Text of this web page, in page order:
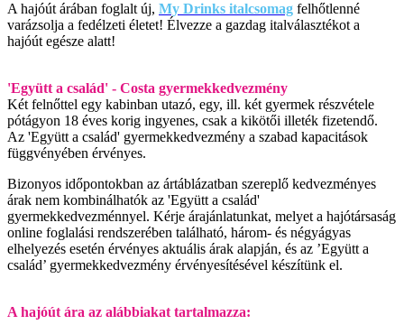
A hajóút árában foglalt új, My Drinks italcsomag felhőtlenné
varázsolja a fedélzeti életet! Élvezze a gazdag italválasztékot a
hajóút egésze alatt!
'Együtt a család' - Costa gyermekkedvezmény
Két felnőttel egy kabinban utazó, egy, ill. két gyermek részvétele
pótágyon 18 éves korig ingyenes, csak a kikötői illeték fizetendő.
Az 'Együtt a család' gyermekkedvezmény a szabad kapacitások
függvényében érvényes.
Bizonyos időpontokban az ártáblázatban szereplő kedvezményes
árak nem kombinálhatók az 'Együtt a család'
gyermekkedvezménnyel. Kérje árajánlatunkat, melyet a hajótársaság
online foglalási rendszerében található, három- és négyágyas
elhelyezés esetén érvényes aktuális árak alapján, és az ’Együtt a
család’ gyermekkedvezmény érvényesítésével készítünk el.
A hajóút ára az alábbiakat tartalmazza: